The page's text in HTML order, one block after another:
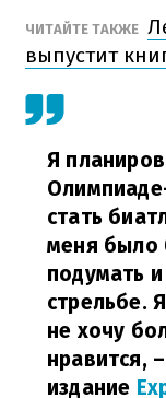
ЧИТАЙТЕ ТАКЖЕ
выпустит
Я
стать
меня было
подумать
стрельбе.
не хочу
нравится,
издание